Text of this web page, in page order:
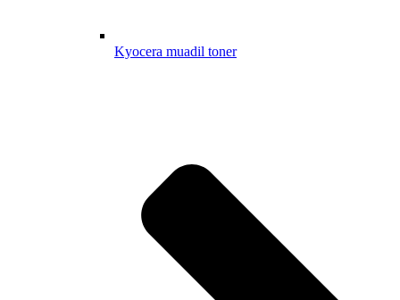
Kyocera muadil toner